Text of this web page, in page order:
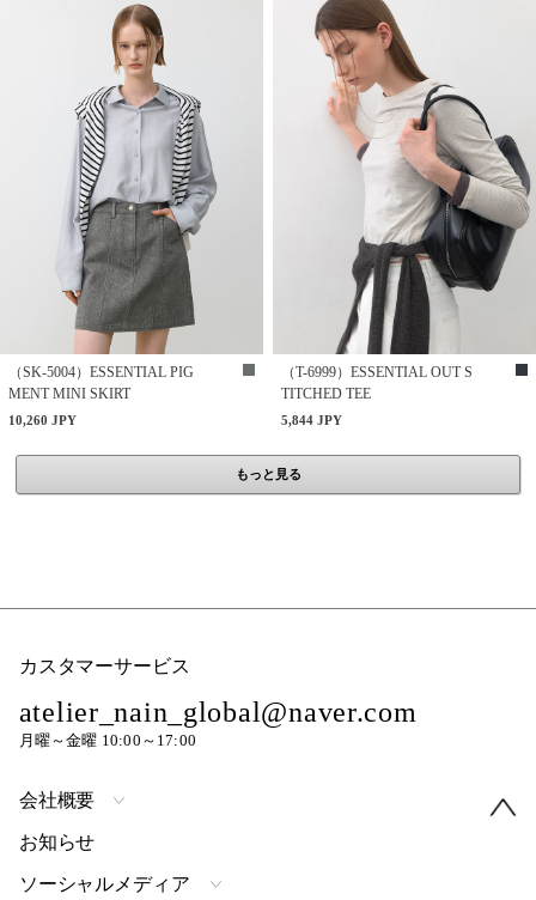
（SK-5004）ESSENTIAL PIG
MENT MINI SKIRT
10,260 JPY
（T-6999）ESSENTIAL OUT S
TITCHED TEE
5,844 JPY
もっと見る
カスタマーサービス
atelier_nain_global@naver.com
月曜～金曜 10:00～17:00
会社概要
お知らせ
ソーシャルメディア